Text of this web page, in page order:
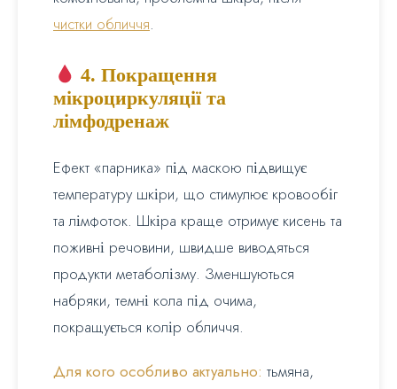
чистки обличчя.
4. Покращення
мікроциркуляції та
лімфодренаж
Ефект «парника» під маскою підвищує
температуру шкіри, що стимулює кровообіг
та лімфоток. Шкіра краще отримує кисень та
поживні речовини, швидше виводяться
продукти метаболізму. Зменшуються
набряки, темні кола під очима,
покращується колір обличчя.
Для кого особливо актуально: тьмяна,